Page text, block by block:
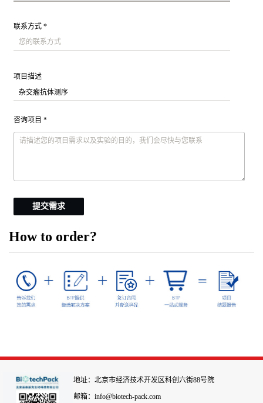
联系方式 *
项目描述
咨询项目 *
提交需求
How to order?
地址：北京市经济技术开发区科创六街88号院
邮箱：info@biotech-pack.com